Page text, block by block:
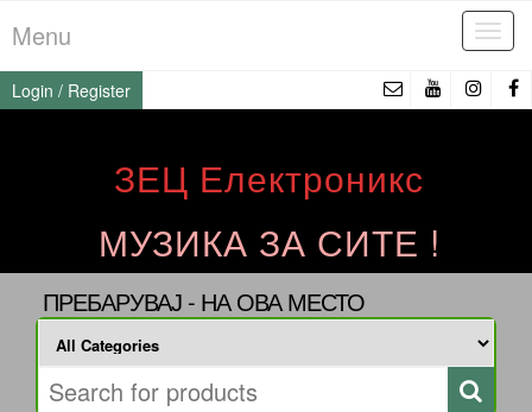
to
the
content
Menu
Login / Register
ЗЕЦ Електроникс
МУЗИКА ЗА СИТЕ !
ПРЕБАРУВАЈ - НА ОВА МЕСТО